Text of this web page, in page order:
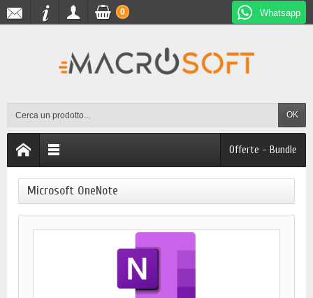
Whatsapp
OK
0
Offerte - Bundle
Microsoft OneNote